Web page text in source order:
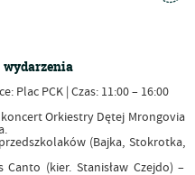
wydarzenia
Plac PCK | Czas: 11:00 – 16:00
Orkiestry Dętej Mrongovia
(Bajka, Stokrotka,
Canto (kier. Stanisław Czejdo) –